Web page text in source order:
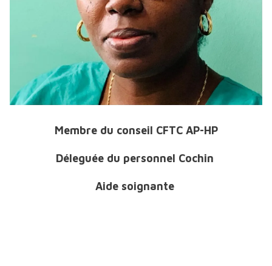
Membre du conseil CFTC AP-HP
Déleguée du personnel Cochin
Aide soignante